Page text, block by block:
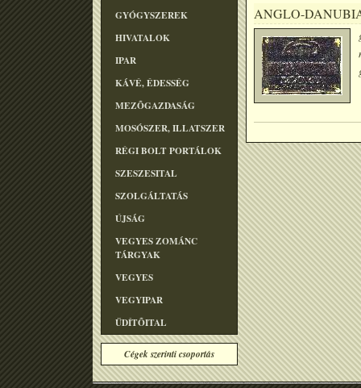
GYÓGYSZEREK
HIVATALOK
IPAR
KÁVÉ, ÉDESSÉG
MEZÕGAZDASÁG
MOSÓSZER, ILLATSZER
RÉGI BOLT PORTÁLOK
SZESZESITAL
SZOLGÁLTATÁS
ÚJSÁG
VEGYES ZOMÁNC
TÁRGYAK
VEGYES
VEGYIPAR
ÜDÍTÕITAL
Cégek szerinti csoportás
ANGLO-